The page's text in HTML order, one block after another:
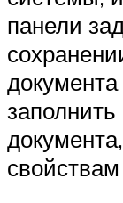
панели